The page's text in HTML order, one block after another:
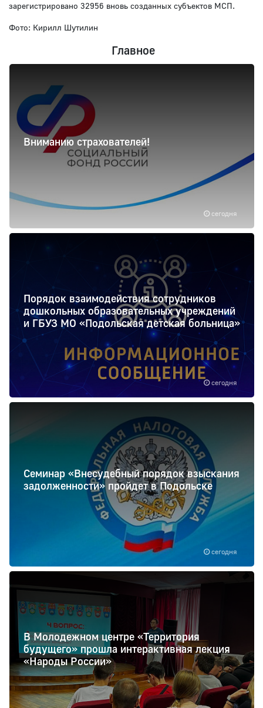
зарегистрировано 32956 вновь созданных субъектов МСП.
Фото: Кирилл Шутилин
Главное
сегодня
Вниманию страхователей!
сегодня
Порядок взаимодействия сотрудников
дошкольных образовательных учреждений
и ГБУЗ МО «Подольская детская больница»
сегодня
Семинар «Внесудебный порядок взыскания
задолженности» пройдет в Подольске
В Молодежном центре «Территория
будущего» прошла интерактивная лекция
«Народы России»